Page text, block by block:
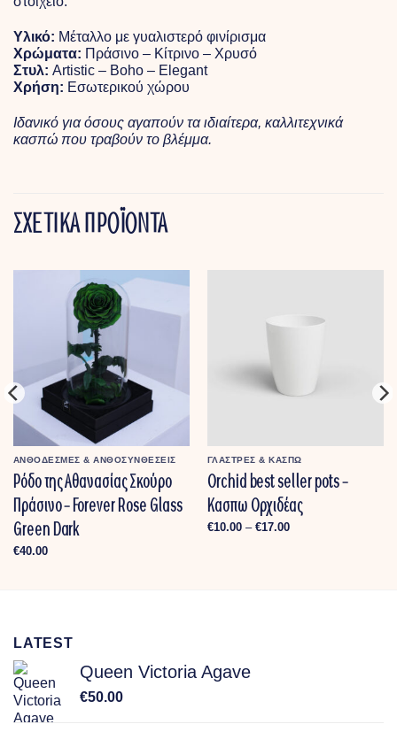
Υλικό: Μέταλλο με γυαλιστερό φινίρισμα
Χρώματα: Πράσινο – Κίτρινο – Χρυσό
Στυλ: Artistic – Boho – Elegant
Χρήση: Εσωτερικού χώρου
Ιδανικό για όσους αγαπούν τα ιδιαίτερα, καλλιτεχνικά
κασπώ που τραβούν το βλέμμα.
ΣΧΕΤΙΚΑ ΠΡΟΪΟΝΤΑ
ΑΝΘΟΔΕΣΜΕΣ & ΑΝΘΟΣΥΝΘΕΣΕΙΣ
Ρόδο της Αθανασίας Σκούρο
Πράσινο – Forever Rose Glass
Green Dark
€40.00
ΓΛΑΣΤΡΕΣ & ΚΑΣΠΩ
Orchid best seller pots –
Κασπω Ορχιδέας
€10.00 – €17.00Price
LATEST
Queen Victoria Agave
€50.00